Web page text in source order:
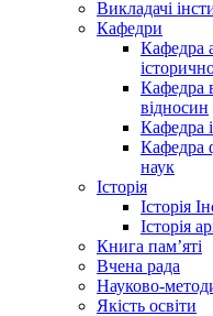
Викладачі
Кафедри
Кафедра
Кафедра
відносин
Кафедра
Кафедра
наук
Історія
Історія
Історія
Книга памʼяті
Вчена рада
Науково-
Якість освіти